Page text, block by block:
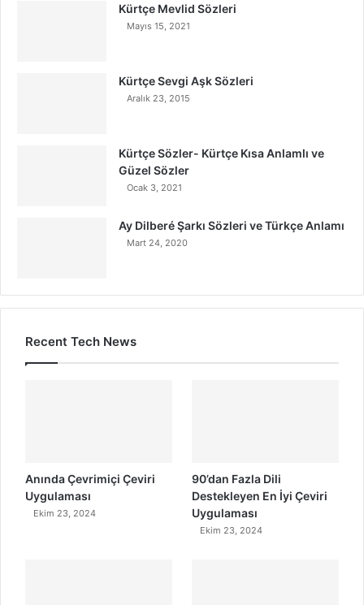
Kürtçe Mevlid Sözleri
Mayıs 15, 2021
Kürtçe Sevgi Aşk Sözleri
Aralık 23, 2015
Kürtçe Sözler- Kürtçe Kısa Anlamlı ve
Güzel Sözler
Ocak 3, 2021
Ay Dilberé Şarkı Sözleri ve Türkçe Anlamı
Mart 24, 2020
Recent Tech News
Anında Çevrimiçi Çeviri
Uygulaması
Ekim 23, 2024
90’dan Fazla Dili
Destekleyen En İyi Çeviri
Uygulaması
Ekim 23, 2024